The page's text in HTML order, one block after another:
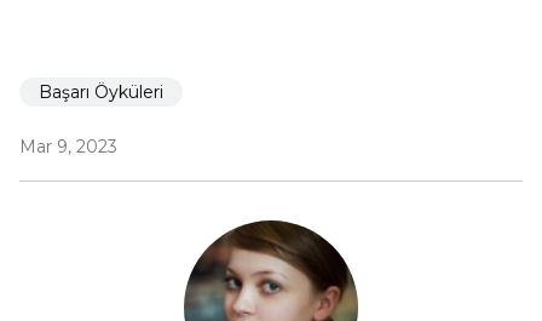
Başarı Öyküleri
Mar 9, 2023